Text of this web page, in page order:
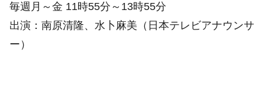
毎週月～金 11時55分～13時55分
出演：南原清隆、水卜麻美（日本テレビアナウンサ
ー）